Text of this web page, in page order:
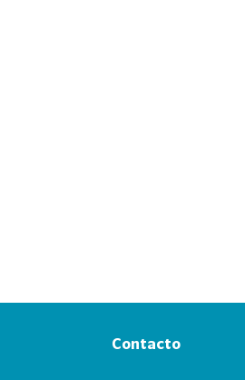
Contacto